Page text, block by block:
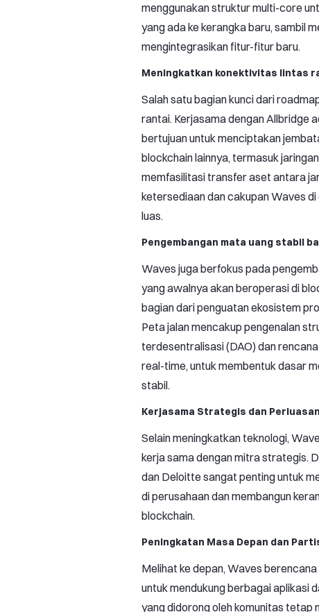
menggunakan struktur multi-core
yang ada ke kerangka baru, sambil
mengintegrasikan fitur-fitur baru.
Meningkatkan konektivitas lintas
Salah satu bagian kunci dari
rantai. Kerjasama dengan Allbridge
bertujuan untuk menciptakan
blockchain lainnya, termasuk
memfasilitasi transfer aset antara
ketersediaan dan cakupan Waves
luas.
Pengembangan mata uang stabil
Waves juga berfokus pada
yang awalnya akan beroperasi di
bagian dari penguatan ekosistem
Peta jalan mencakup pengenalan
terdesentralisasi (DAO) dan
real-time, untuk membentuk dasar
stabil.
Kerjasama Strategis dan
Selain meningkatkan teknologi,
kerja sama dengan mitra strategis.
dan Deloitte sangat penting untuk
di perusahaan dan membangun
blockchain.
Peningkatan Masa Depan dan
Melihat ke depan, Waves
untuk mendukung berbagai aplikasi
yang didorong oleh komunitas tetap